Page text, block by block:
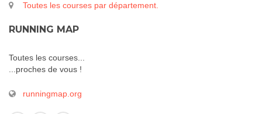
Toutes les courses par département.
RUNNING MAP
Toutes les courses...
...proches de vous !
runningmap.org